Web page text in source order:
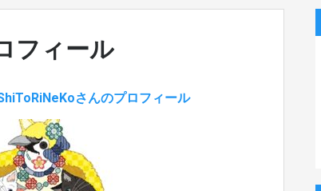
フィール
さんのプロフィール